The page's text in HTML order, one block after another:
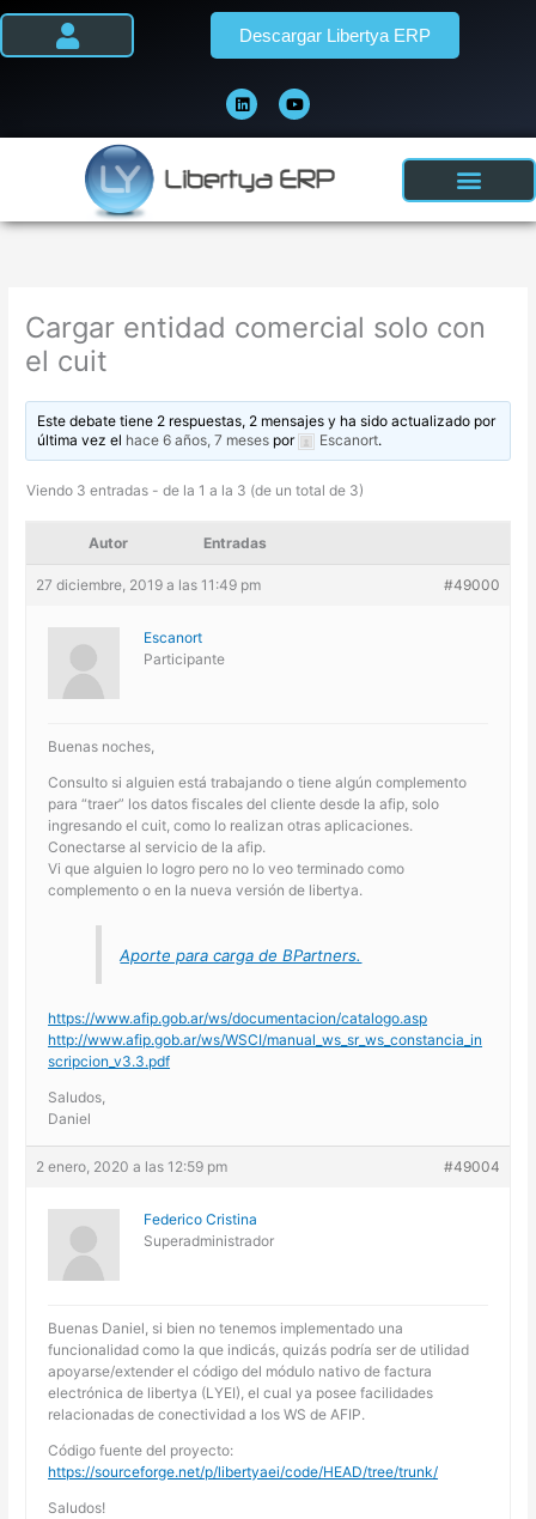
Ir
i
n
k
e
i
n
o
u
t
u
e
Descargar Libertya ERP
Cargar entidad comercial solo con
el cuit
Este debate tiene 2 respuestas, 2 mensajes y ha sido actualizado por
última vez el hace 6 años, 7 meses por Escanort.
Viendo 3 entradas - de la 1 a la 3 (de un total de 3)
Autor Entradas
27 diciembre, 2019 a las 11:49 pm #49000
Escanort
Participante
Buenas noches,
Consulto si alguien está trabajando o tiene algún complemento
para “traer” los datos fiscales del cliente desde la afip, solo
ingresando el cuit, como lo realizan otras aplicaciones.
Conectarse al servicio de la afip.
Vi que alguien lo logro pero no lo veo terminado como
complemento o en la nueva versión de libertya.
Aporte para carga de BPartners.
https://www.afip.gob.ar/ws/documentacion/catalogo.asp
http://www.afip.gob.ar/ws/WSCI/manual_ws_sr_ws_constancia_in
scripcion_v3.3.pdf
Saludos,
Daniel
2 enero, 2020 a las 12:59 pm #49004
Federico Cristina
Superadministrador
Buenas Daniel, si bien no tenemos implementado una
funcionalidad como la que indicás, quizás podría ser de utilidad
apoyarse/extender el código del módulo nativo de factura
electrónica de libertya (LYEI), el cual ya posee facilidades
relacionadas de conectividad a los WS de AFIP.
Código fuente del proyecto:
https://sourceforge.net/p/libertyaei/code/HEAD/tree/trunk/
Saludos!